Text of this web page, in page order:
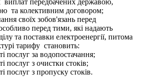
виплат передбачених державою,
та колективним договором;
своїх зобов'язань перед
перед тими, які надають
та поставки електроенергії, питома
тарифу становить:
послуг за водопостачання;
послуг з очистки стоків;
послуг з пропуску стоків.